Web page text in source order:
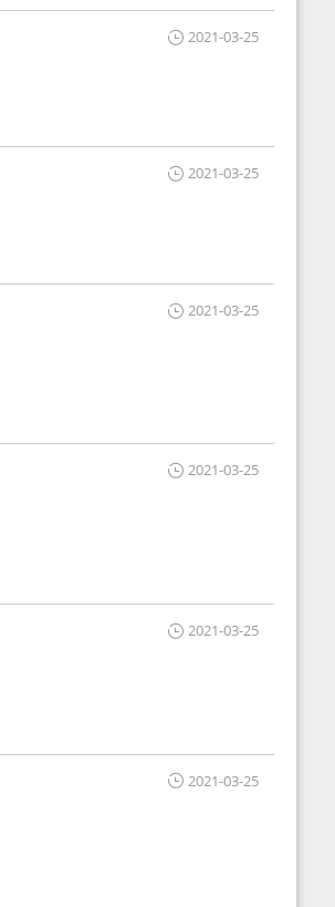
2021-03-25
2021-03-25
2021-03-25
2021-03-25
2021-03-25
2021-03-25